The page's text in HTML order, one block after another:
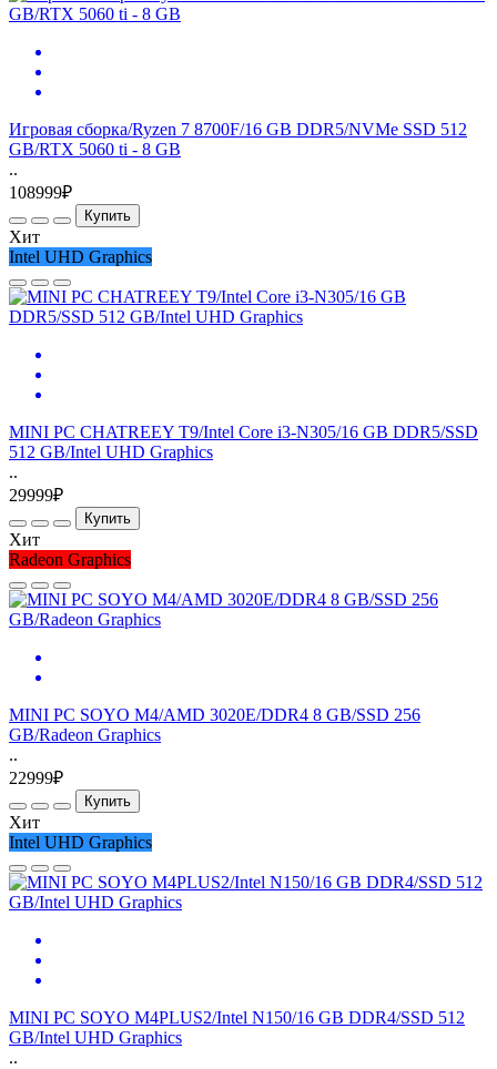
Игровая сборка/Ryzen 7 8700F/16 GB DDR5/NVMe SSD 512
GB/RTX 5060 ti - 8 GB
..
108999₽
Купить
Хит
Intel UHD Graphics
MINI PC CHATREEY T9/Intel Core i3-N305/16 GB DDR5/SSD
512 GB/Intel UHD Graphics
..
29999₽
Купить
Хит
Radeon Graphics
MINI PC SOYO M4/AMD 3020E/DDR4 8 GB/SSD 256
GB/Radeon Graphics
..
22999₽
Купить
Хит
Intel UHD Graphics
MINI PC SOYO M4PLUS2/Intel N150/16 GB DDR4/SSD 512
GB/Intel UHD Graphics
..